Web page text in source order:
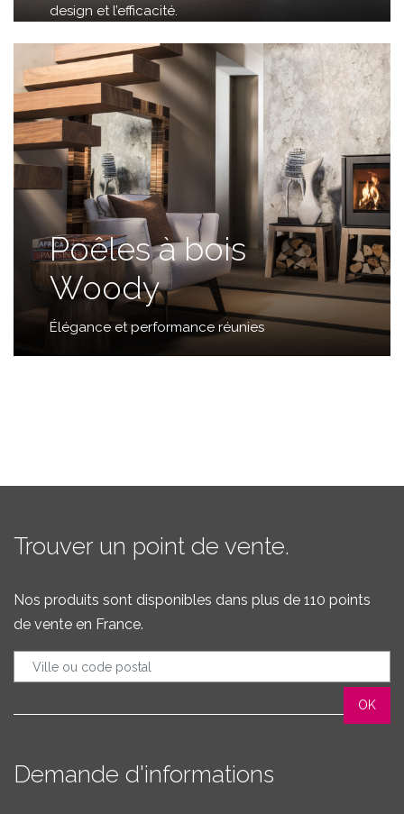
design et l’efficacité.
Poêles à bois
Woody
Élégance et performance réunies
Trouver un point de vente.
Nos produits sont disponibles dans plus de 110 points
de vente en France.
Demande d'informations